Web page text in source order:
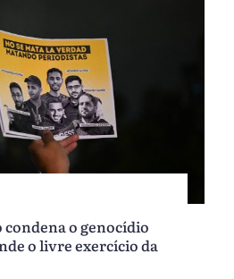
condena o genocídio
o livre exercício da